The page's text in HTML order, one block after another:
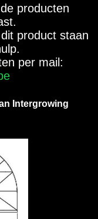
producten
product staan
per mail:
Intergrowing